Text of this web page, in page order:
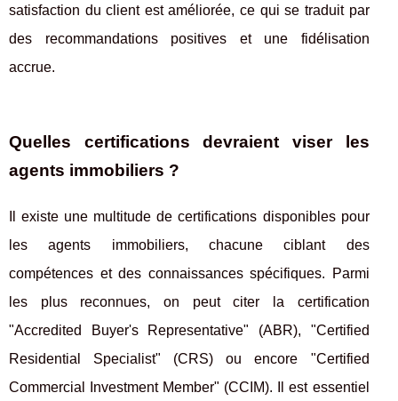
satisfaction du client est améliorée, ce qui se traduit par
des recommandations positives et une fidélisation
accrue.
Quelles certifications devraient viser les
agents immobiliers ?
Il existe une multitude de certifications disponibles pour
les agents immobiliers, chacune ciblant des
compétences et des connaissances spécifiques. Parmi
les plus reconnues, on peut citer la certification
"Accredited Buyer's Representative" (ABR), "Certified
Residential Specialist" (CRS) ou encore "Certified
Commercial Investment Member" (CCIM). Il est essentiel